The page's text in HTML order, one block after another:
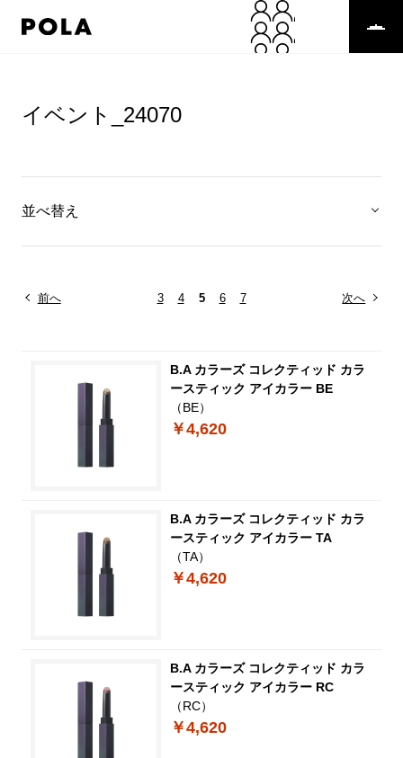
イベント_24070
並べ替え
前へ 3 4 5 6 7 次へ
B.A カラーズ コレクティッド カラ
ースティック アイカラー BE
（BE）
￥4,620
B.A カラーズ コレクティッド カラ
ースティック アイカラー TA
（TA）
￥4,620
B.A カラーズ コレクティッド カラ
ースティック アイカラー RC
（RC）
￥4,620